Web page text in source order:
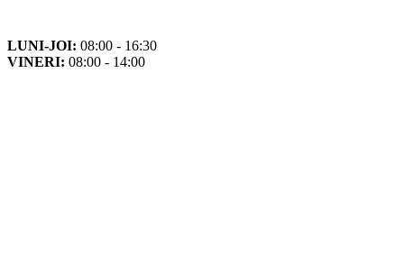
LUNI-JOI: 08:00 - 16:30
VINERI: 08:00 - 14:00